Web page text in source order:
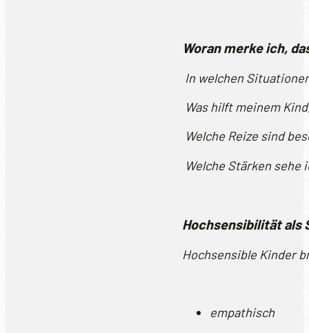
Woran merke ich,
In welchen
Was hilft meinem
Welche Reize sind
Welche Stärken sehe
Hochsensibilität als
Hochsensible Kinder
empathisch